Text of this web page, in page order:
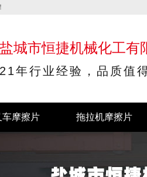
盐城市恒捷机械化工有
21年行业经验，品质值
车摩擦片 拖拉机摩擦片